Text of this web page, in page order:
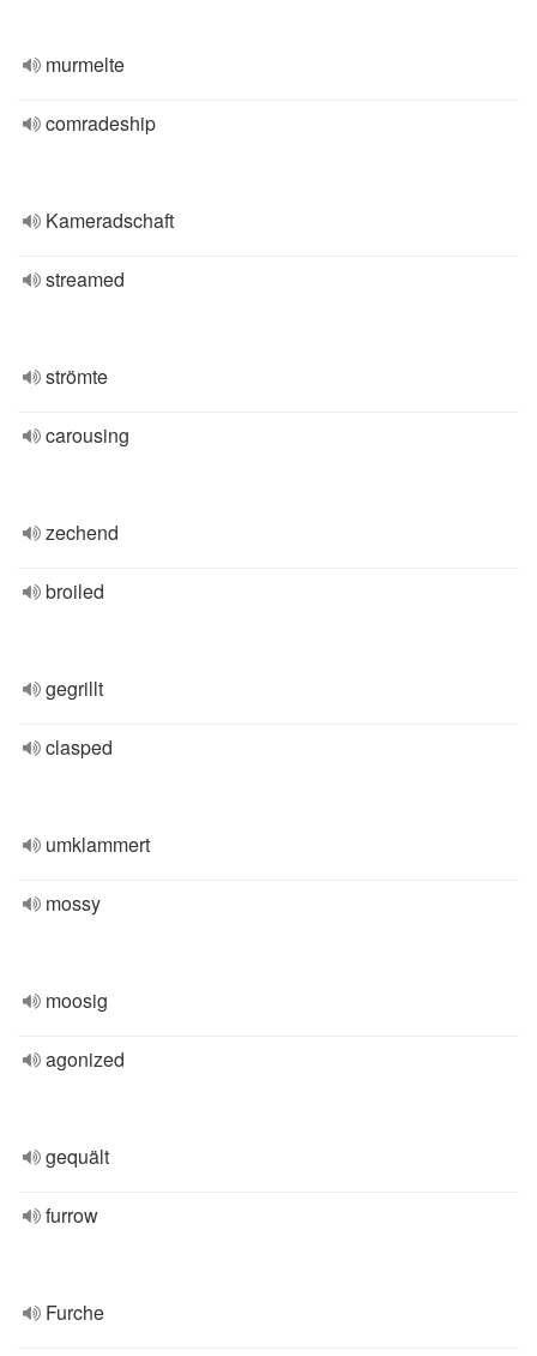
murmelte
comradeship
Kameradschaft
streamed
strömte
carousing
zechend
broiled
gegrillt
clasped
umklammert
mossy
moosig
agonized
gequält
furrow
Furche